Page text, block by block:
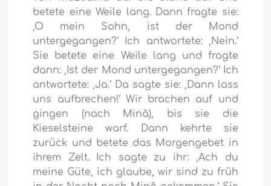
betete eine Weile lang. Dann fragte sie:
‚O mein Sohn, ist der Mond
untergegangen?‘ Ich antwortete: ‚Nein.‘
Sie betete eine Weile lang und fragte
dann: ‚Ist der Mond untergegangen?‘ Ich
antwortete: ‚Ja.‘ Da sagte sie: ‚Dann lass
uns aufbrechen!‘ Wir brachen auf und
gingen (nach Minâ), bis sie die
Kieselsteine warf. Dann kehrte sie
zurück und betete das Morgengebet in
ihrem Zelt. Ich sagte zu ihr: ‚Ach du
meine Güte, ich glaube, wir sind zu früh